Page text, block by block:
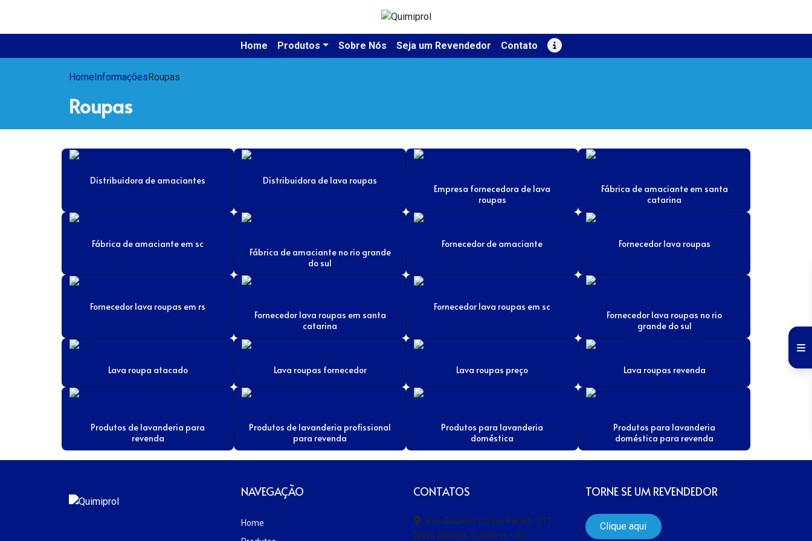
Home Produtos Sobre Nós Seja um Revendedor Contato
HomeInformaçõesRoupas
Roupas
Distribuidora de amaciantes Distribuidora de lava roupas
Empresa fornecedora de lava
roupas
Fábrica de amaciante em santa
catarina
Fábrica de amaciante em sc
Fábrica de amaciante no rio grande
do sul
Fornecedor de amaciante Fornecedor lava roupas
Fornecedor lava roupas em rs
Fornecedor lava roupas em santa
catarina
Fornecedor lava roupas em sc
Fornecedor lava roupas no rio
grande do sul
Lava roupa atacado Lava roupas fornecedor Lava roupas preço Lava roupas revenda
Produtos de lavanderia para
revenda
Produtos de lavanderia profissional
para revenda
Produtos para lavanderia
doméstica
Produtos para lavanderia
doméstica para revenda
NAVEGAÇÃO
Home
CONTATOS
Rua Antônio Livino Farias, 511
Nova Guarita, Sombrio - SC
TORNE SE UM REVENDEDOR
Clique aqui